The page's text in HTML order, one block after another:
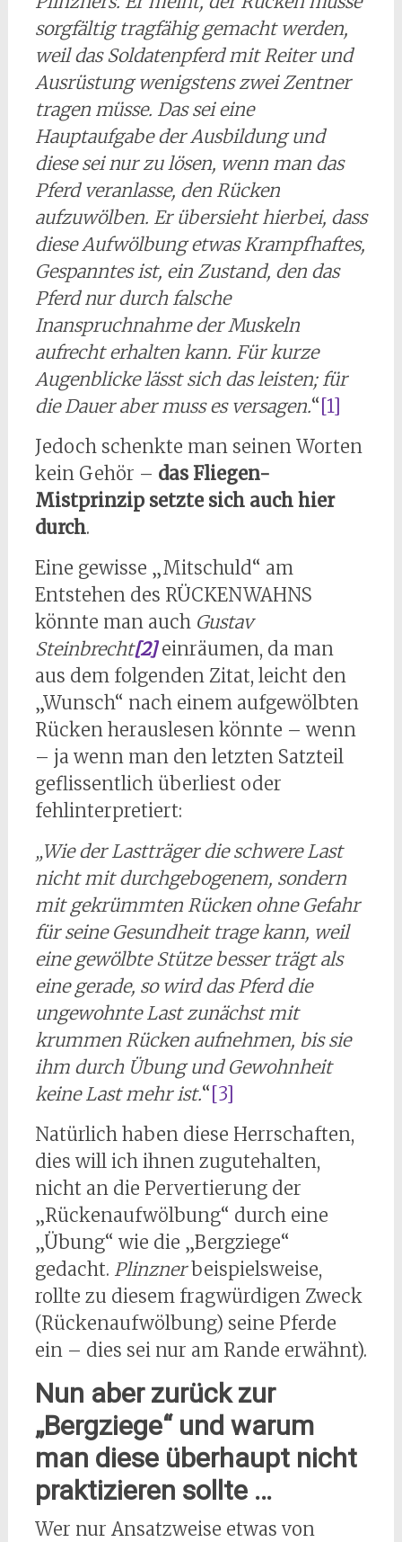
sorgfältig tragfähig gemacht werden,
weil das Soldatenpferd mit Reiter und
Ausrüstung wenigstens zwei Zentner
tragen müsse. Das sei eine
Hauptaufgabe der Ausbildung und
diese sei nur zu lösen, wenn man das
Pferd veranlasse, den Rücken
aufzuwölben. Er übersieht hierbei, dass
diese Aufwölbung etwas Krampfhaftes,
Gespanntes ist, ein Zustand, den das
Pferd nur durch falsche
Inanspruchnahme der Muskeln
aufrecht erhalten kann. Für kurze
Augenblicke lässt sich das leisten; für
die Dauer aber muss es versagen.“[1]
Jedoch schenkte man seinen Worten
kein Gehör – das Fliegen-
Mistprinzip setzte sich auch hier
durch.
Eine gewisse „Mitschuld“ am
Entstehen des RÜCKENWAHNS
könnte man auch Gustav
Steinbrecht[2]einräumen, da man
aus dem folgenden Zitat, leicht den
„Wunsch“ nach einem aufgewölbten
Rücken herauslesen könnte – wenn
– ja wenn man den letzten Satzteil
geflissentlich überliest oder
fehlinterpretiert:
„Wie der Lastträger die schwere Last
nicht mit durchgebogenem, sondern
mit gekrümmten Rücken ohne Gefahr
für seine Gesundheit trage kann, weil
eine gewölbte Stütze besser trägt als
eine gerade, so wird das Pferd die
ungewohnte Last zunächst mit
krummen Rücken aufnehmen, bis sie
ihm durch Übung und Gewohnheit
keine Last mehr ist.“[3]
Natürlich haben diese Herrschaften,
dies will ich ihnen zugutehalten,
nicht an die Pervertierung der
„Rückenaufwölbung“ durch eine
„Übung“ wie die „Bergziege“
gedacht. Plinznerbeispielsweise,
rollte zu diesem fragwürdigen Zweck
(Rückenaufwölbung) seine Pferde
ein – dies sei nur am Rande erwähnt).
Nun aber zurück zur
„Bergziege“ und warum
man diese überhaupt nicht
praktizieren sollte …
Wer nur Ansatzweise etwas von